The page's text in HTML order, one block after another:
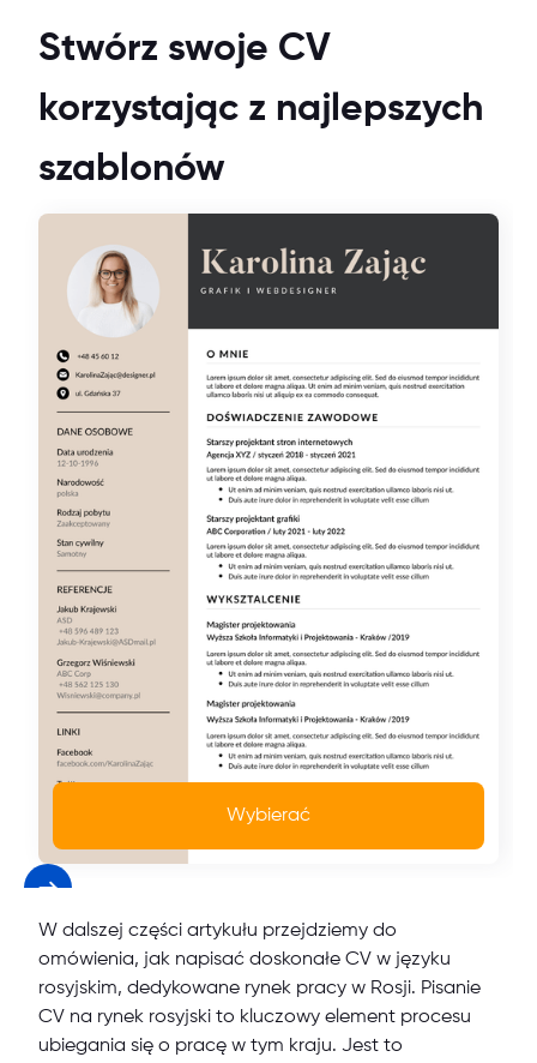
Stwórz swoje CV
korzystając z najlepszych
szablonów
Wybierać
W dalszej części artykułu przejdziemy do
omówienia, jak napisać doskonałe CV w języku
rosyjskim, dedykowane rynek pracy w Rosji. Pisanie
CV na rynek rosyjski to kluczowy element procesu
ubiegania się o pracę w tym kraju. Jest to